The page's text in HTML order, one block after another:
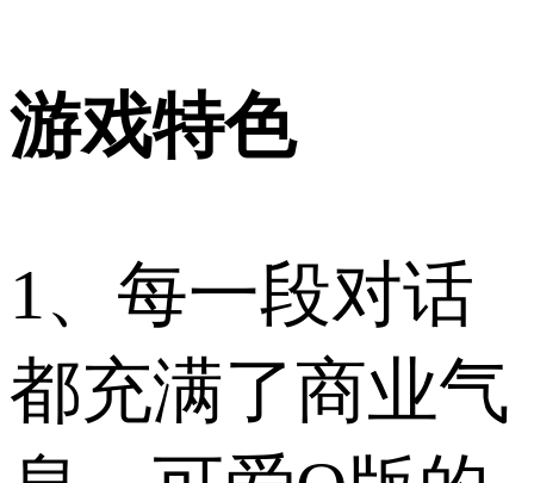
游戏特色
1、每一段对话
都充满了商业气